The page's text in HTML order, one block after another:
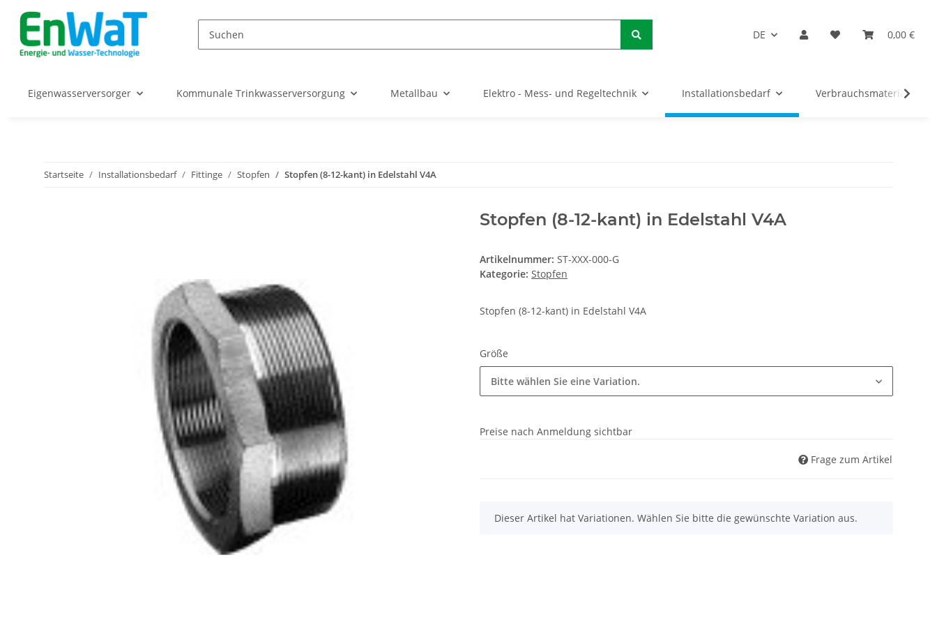
DE 0,00 €
Eigenwasserversorger Kommunale Trinkwasserversorgung Metallbau Elektro - Mess- und Regeltechnik Installationsbedarf Verbrauchsmaterialien
Startseite Installationsbedarf Fittinge Stopfen Stopfen (8-12-kant) in Edelstahl V4A
Stopfen (8-12-kant) in Edelstahl V4A
Artikelnummer: ST-XXX-000-G
Kategorie: Stopfen
Stopfen (8-12-kant) in Edelstahl V4A
Größe
Bitte wählen Sie eine Variation.
Preise nach Anmeldung sichtbar
Frage zum Artikel
x
Dieser Artikel hat Variationen. Wählen Sie bitte die gewünschte Variation aus.